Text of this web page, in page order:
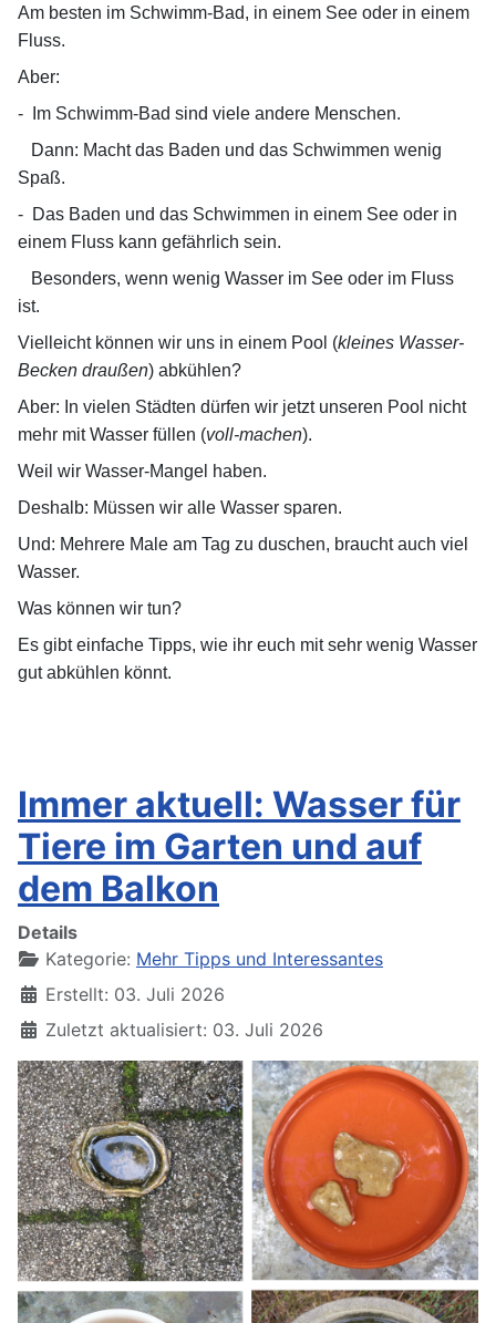
Am besten im Schwimm-Bad, in einem See oder in einem
Fluss.
Aber:
-
Im Schwimm-Bad sind viele andere Menschen.
Dann: Macht das Baden und das Schwimmen wenig
Spaß.
- Das Baden und das Schwimmen in einem See oder in
einem Fluss kann gefährlich sein.
Besonders, wenn wenig Wasser im See oder im Fluss
ist.
Vielleicht können wir uns in einem Pool (kleines Wasser-
Becken draußen) abkühlen?
Aber: In vielen Städten dürfen wir jetzt unseren Pool nicht
mehr mit Wasser füllen (voll-machen).
Weil wir Wasser-Mangel haben.
Deshalb: Müssen wir alle Wasser sparen.
Und: Mehrere Male am Tag zu duschen, braucht auch viel
Wasser.
Was können wir tun?
Es gibt einfache Tipps, wie ihr euch mit sehr wenig Wasser
gut abkühlen könnt.
Immer aktuell: Wasser für
Tiere im Garten und auf
dem Balkon
Details
Kategorie: Mehr Tipps und Interessantes
Erstellt: 03. Juli 2026
Zuletzt aktualisiert: 03. Juli 2026